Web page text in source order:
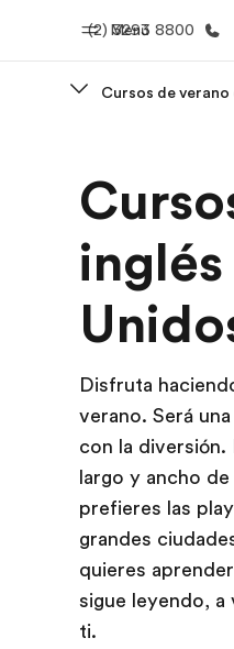
Menú
(2) 3293 8800
Bienvenido
Cursos de
inglés
Disfruta
verano. Será
con la
largo y ancho
prefieres las
grandes
quieres
sigue leyendo, a
ti.